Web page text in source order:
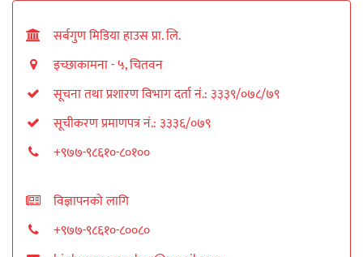
सर्बगुण मिडिया हाउस प्रा. लि.
इच्छाकामना - ५, चितवन
सूचना तथा प्रशारण विभाग दर्ता नं.: ३३३९/०७८/७९
सूचीकरण प्रमाणपत्र नं.: ३३३६/०७९
+९७७-९८६१०-८०१००
विज्ञापनको लागि
+९७७-९८६१०-८००८०